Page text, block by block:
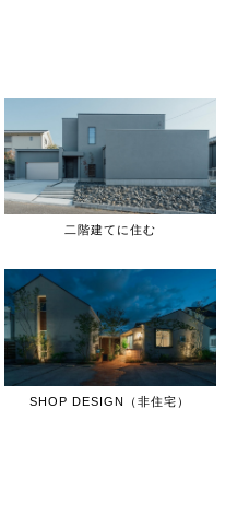
二階建てに住む
SHOP DESIGN（非住宅）